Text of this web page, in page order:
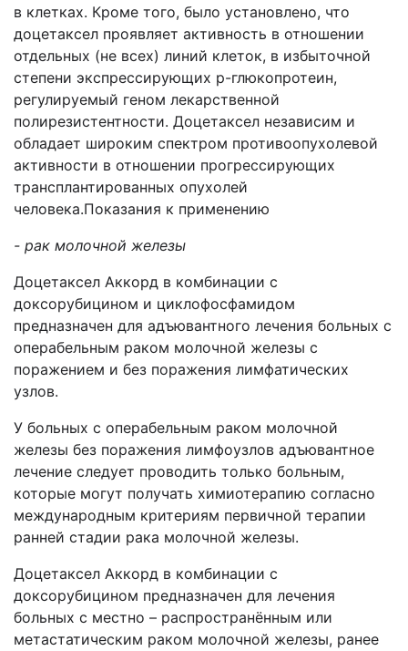
в клетках. Кроме того, было установлено, что
доцетаксел проявляет активность в отношении
отдельных (не всех) линий клеток, в избыточной
степени экспрессирующих р-глюкопротеин,
регулируемый геном лекарственной
полирезистентности. Доцетаксел независим и
обладает широким спектром противоопухолевой
активности в отношении прогрессирующих
трансплантированных опухолей
человека.Показания к применению
- рак молочной железы
Доцетаксел Аккорд в комбинации с
доксорубицином и циклофосфамидом
предназначен для адъювантного лечения больных с
операбельным раком молочной железы с
поражением и без поражения лимфатических
узлов.
У больных с операбельным раком молочной
железы без поражения лимфоузлов адъювантное
лечение следует проводить только больным,
которые могут получать химиотерапию согласно
международным критериям первичной терапии
ранней стадии рака молочной железы.
Доцетаксел Аккорд в комбинации с
доксорубицином предназначен для лечения
больных с местно – распространённым или
метастатическим раком молочной железы, ранее